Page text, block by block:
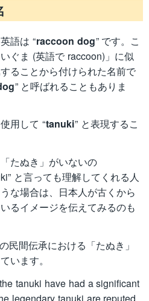
語は “raccoon dog” です。こ
ぐま (英語で raccoon)」に似
ることから付けられた名前で
” と呼ばれることもありま
用して “tanuki” と表現するこ
たぬき」がいないの
と言っても理解してくれる人
な場合は、日本人が古くから
るイメージを伝えてみるのも
民間伝承における「たぬき」
います。
tanuki have had a significant
legendary tanuki are reputed